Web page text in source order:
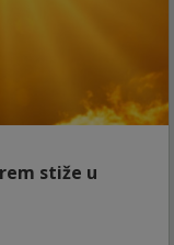
stiže u